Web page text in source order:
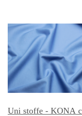
Uni stoffe - KONA